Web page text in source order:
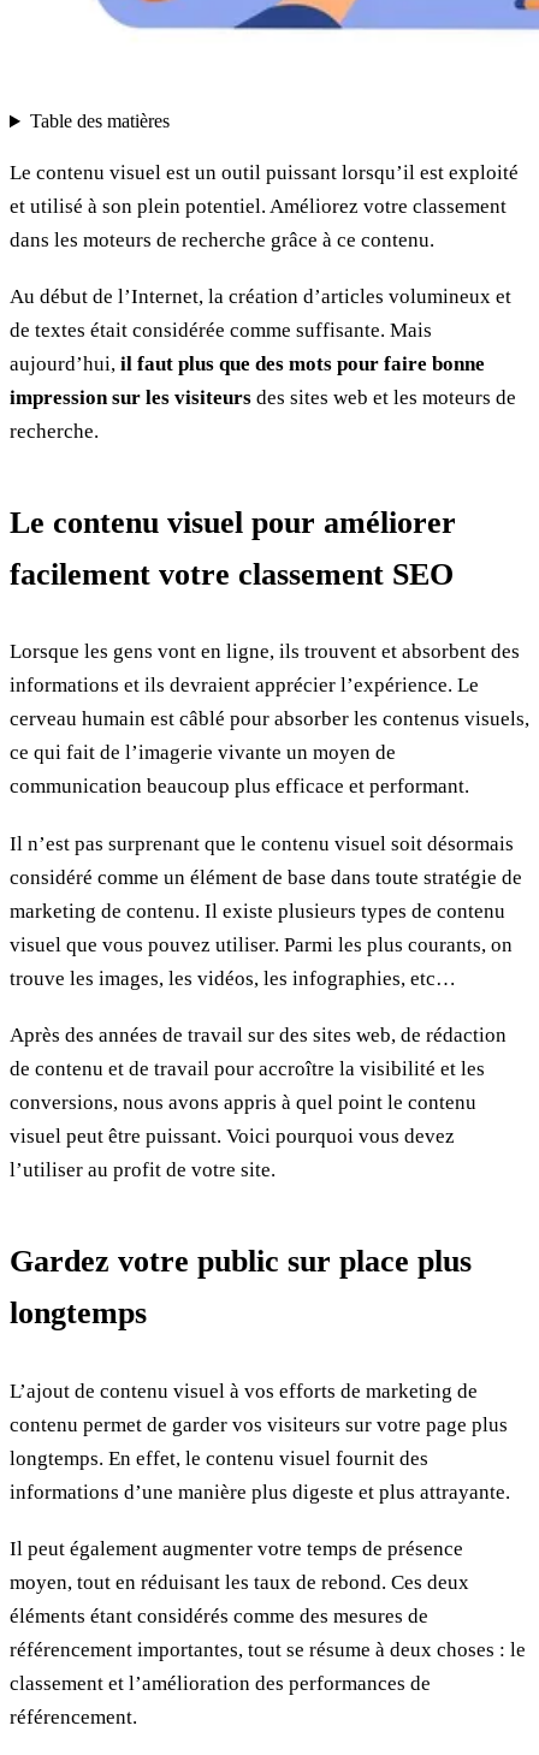
Table des matières
Le contenu visuel est un outil puissant lorsqu’il est exploité
et utilisé à son plein potentiel. Améliorez votre classement
dans les moteurs de recherche grâce à ce contenu.
Au début de l’Internet, la création d’articles volumineux et
de textes était considérée comme suffisante. Mais
aujourd’hui, il faut plus que des mots pour faire bonne
impression sur les visiteurs des sites web et les moteurs de
recherche.
Le contenu visuel pour améliorer
facilement votre classement SEO
Lorsque les gens vont en ligne, ils trouvent et absorbent des
informations et ils devraient apprécier l’expérience. Le
cerveau humain est câblé pour absorber les contenus visuels,
ce qui fait de l’imagerie vivante un moyen de
communication beaucoup plus efficace et performant.
Il n’est pas surprenant que le contenu visuel soit désormais
considéré comme un élément de base dans toute stratégie de
marketing de contenu. Il existe plusieurs types de contenu
visuel que vous pouvez utiliser. Parmi les plus courants, on
trouve les images, les vidéos, les infographies, etc…
Après des années de travail sur des sites web, de rédaction
de contenu et de travail pour accroître la visibilité et les
conversions, nous avons appris à quel point le contenu
visuel peut être puissant. Voici pourquoi vous devez
l’utiliser au profit de votre site.
Gardez votre public sur place plus
longtemps
L’ajout de contenu visuel à vos efforts de marketing de
contenu permet de garder vos visiteurs sur votre page plus
longtemps. En effet, le contenu visuel fournit des
informations d’une manière plus digeste et plus attrayante.
Il peut également augmenter votre temps de présence
moyen, tout en réduisant les taux de rebond. Ces deux
éléments étant considérés comme des mesures de
référencement importantes, tout se résume à deux choses : le
classement et l’amélioration des performances de
référencement.